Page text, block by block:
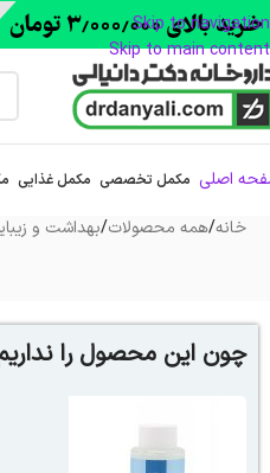
Skip to navigation
Skip to main content
اصلی مکمل تخصصی مکمل غذایی
خانه/همه محصولات/بهداشت و
چون این محصول را